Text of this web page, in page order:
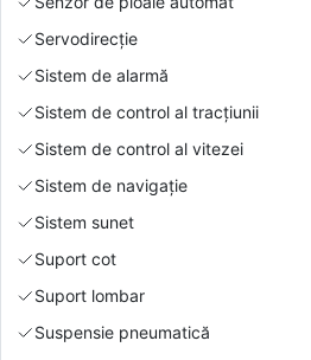
Servodirecție
Sistem de alarmă
Sistem de control al tracțiunii
Sistem de control al vitezei
Sistem de navigație
Sistem sunet
Suport cot
Suport lombar
Suspensie pneumatică